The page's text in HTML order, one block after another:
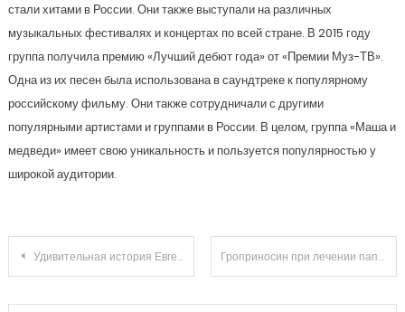
стали хитами в России. Они также выступали на различных
музыкальных фестивалях и концертах по всей стране. В 2015 году
группа получила премию «Лучший дебют года» от «Премии Муз-ТВ».
Одна из их песен была использована в саундтреке к популярному
российскому фильму. Они также сотрудничали с другими
популярными артистами и группами в России. В целом, группа «Маша и
медведи» имеет свою уникальность и пользуется популярностью у
широкой аудитории.
Навигация
по
Удивительная история Евгения Пригожина — от повара Путина до ведущего шеф-повара России Гроприносин при лечении папилломавирусной инфекции: инструкция, действия и аналоги препарата